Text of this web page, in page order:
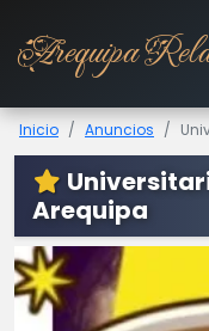
Arequipa
Inicio Anuncios
Arequipa